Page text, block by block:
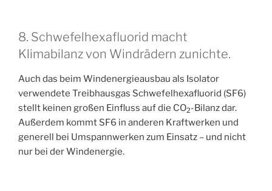
8. Schwefelhexafluorid macht
Klimabilanz von Windrädern zunichte.
Auch das beim Windenergieausbau als Isolator
verwendete Treibhausgas Schwefelhexafluorid (SF6)
stellt keinen großen Einfluss auf die CO2-Bilanz dar.
Außerdem kommt SF6 in anderen Kraftwerken und
generell bei Umspannwerken zum Einsatz – und nicht
nur bei der Windenergie.